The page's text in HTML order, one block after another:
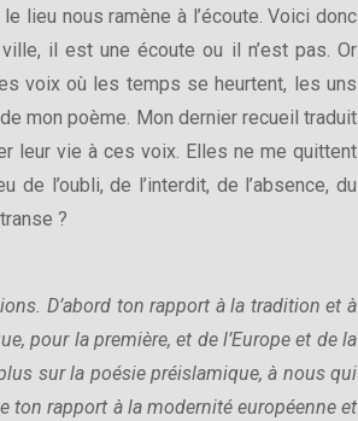
lieu nous ramène à l’écoute. Voici donc
il est une écoute ou il n’est pas. Or
voix où les temps se heurtent, les uns
mon poème. Mon dernier recueil traduit
leur vie à ces voix. Elles ne me quittent
l’oubli, de l’interdit, de l’absence, du
?
D’abord ton rapport à la tradition et à
pour la première, et de l’Europe et de la
sur la poésie préislamique, à nous qui
ton rapport à la modernité européenne et